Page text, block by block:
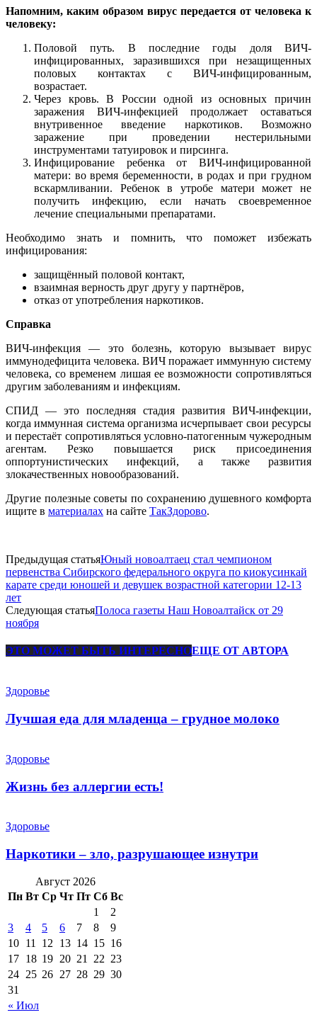
Напомним, каким образом вирус передается от человека к
человеку:
Половой путь. В последние годы доля ВИЧ-
инфицированных, заразившихся при незащищенных
половых контактах с ВИЧ-инфицированным,
возрастает.
Через кровь. В России одной из основных причин
заражения ВИЧ-инфекцией продолжает оставаться
внутривенное введение наркотиков. Возможно
заражение при проведении нестерильными
инструментами татуировок и пирсинга.
Инфицирование ребенка от ВИЧ-инфицированной
матери: во время беременности, в родах и при грудном
вскармливании. Ребенок в утробе матери может не
получить инфекцию, если начать своевременное
лечение специальными препаратами.
Необходимо знать и помнить, что поможет избежать
инфицирования:
защищённый половой контакт,
взаимная верность друг другу у партнёров,
отказ от употребления наркотиков.
Справка
ВИЧ-инфекция — это болезнь, которую вызывает вирус
иммунодефицита человека. ВИЧ поражает иммунную систему
человека, со временем лишая ее возможности сопротивляться
другим заболеваниям и инфекциям.
СПИД — это последняя стадия развития ВИЧ-инфекции,
когда иммунная система организма исчерпывает свои ресурсы
и перестаёт сопротивляться условно-патогенным чужеродным
агентам. Резко повышается риск присоединения
оппортунистических инфекций, а также развития
злокачественных новообразований.
Другие полезные советы по сохранению душевного комфорта
ищите в материалах на сайте ТакЗдорово.
Предыдущая статьяЮный новоалтаец стал чемпионом
первенства Сибирского федерального округа по киокусинкай
карате среди юношей и девушек возрастной категории 12-13
лет
Следующая статьяПолоса газеты Наш Новоалтайск от 29
ноября
ЭТО МОЖЕТ БЫТЬ ИНТЕРЕСНОЕЩЕ ОТ АВТОРА
Здоровье
Лучшая еда для младенца – грудное молоко
Здоровье
Жизнь без аллергии есть!
Здоровье
Наркотики – зло, разрушающее изнутри
Август 2026
Пн Вт Ср Чт Пт Сб Вс
« Июл
1
2
3
4 5 6 7 8
9
10 11 12 13 14 15 16
17 18 19 20 21 22 23
24 25 26 27 28 29 30
31